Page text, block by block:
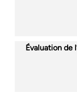
Évaluation de